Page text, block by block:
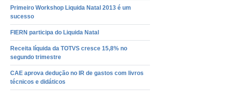
Primeiro Workshop Liquida Natal 2013 é um
sucesso
FIERN participa do Liquida Natal
Receita líquida da TOTVS cresce 15,8% no
segundo trimestre
CAE aprova dedução no IR de gastos com livros
técnicos e didáticos